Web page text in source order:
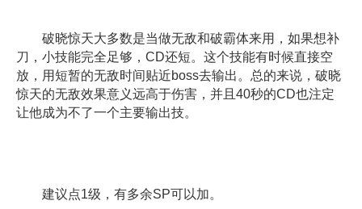
破晓惊天大多数是当做无敌和破霸体来用，如果想补
刀，小技能完全足够，CD还短。这个技能有时候直接空
放，用短暂的无敌时间贴近boss去输出。总的来说，破晓
惊天的无敌效果意义远高于伤害，并且40秒的CD也注定
让他成为不了一个主要输出技。
建议点1级，有多余SP可以加。